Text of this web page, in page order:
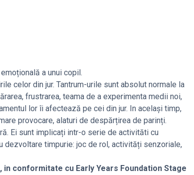
a unui copil.
celor din jur. Tantrum-urile sunt absolut normale la
frustrarea, teama de a experimenta medii noi,
lor îi afectează pe cei din jur. In același timp,
provocare, alaturi de despărțirea de parinți.
Ei sunt implicați intr-o serie de activităti cu
dezvoltare timpurie: joc de rol, activități senzoriale,
conformitate cu Early Years Foundation Stage